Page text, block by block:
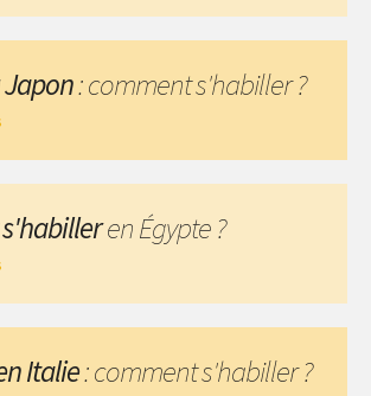
Japon: comment s'habiller ?
en Égypte ?
Italie: comment s'habiller ?